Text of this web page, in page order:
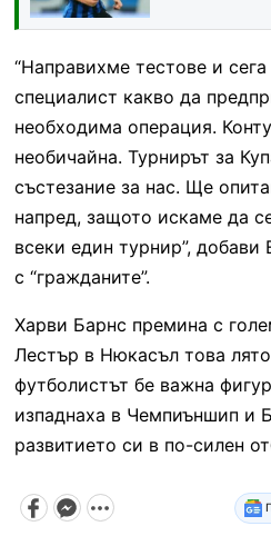
“Направихме тестове и
специалист какво да
необходима операция.
необичайна. Турнирът за
състезание за нас. Ще
напред, защото искаме да
всеки един турнир”,
с “гражданите”.
Харви Барнс премина с
Лестър в Нюкасъл това
футболистът бе важна
изпаднаха в Чемпиъншип и
развитието си в по-силен